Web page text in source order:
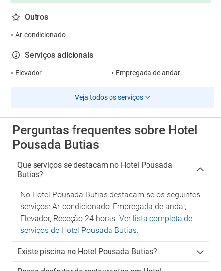
Outros
Ar-condicionado
Serviços adicionais
Elevador Empregada de andar
Veja todos os serviços
Perguntas frequentes sobre Hotel
Pousada Butias
Que serviços se destacam no Hotel Pousada
Butias?
No Hotel Pousada Butias destacam-se os seguintes
serviços: Ar-condicionado, Empregada de andar,
Elevador, Receção 24 horas. Ver lista completa de
serviços de Hotel Pousada Butias.
Existe piscina no Hotel Pousada Butias?